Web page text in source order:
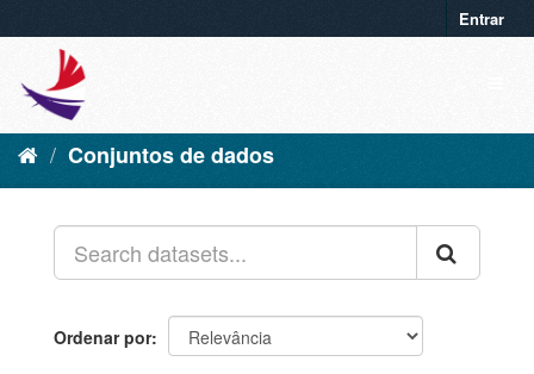
Entrar
Conjuntos de dados
Ordenar por